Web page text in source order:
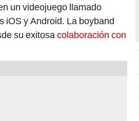
un videojuego llamado
iOS y Android. La boyband
su exitosa colaboración con